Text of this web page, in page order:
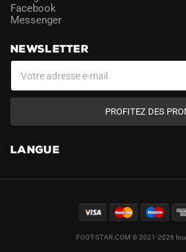
Facebook
Messenger
NEWSLETTER
PROFITEZ DES
LANGUE
FOOT-STAR.COM © 2021-2026